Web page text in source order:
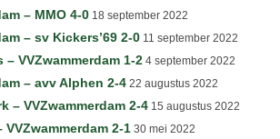
– MMO 4-0 18 september 2022
– sv Kickers’69 2-0 11 september 2022
– VVZwammerdam 1-2 4 september 2022
– avv Alphen 2-4 22 augustus 2022
– VVZwammerdam 2-4 15 augustus 2022
VVZwammerdam 2-1 30 mei 2022